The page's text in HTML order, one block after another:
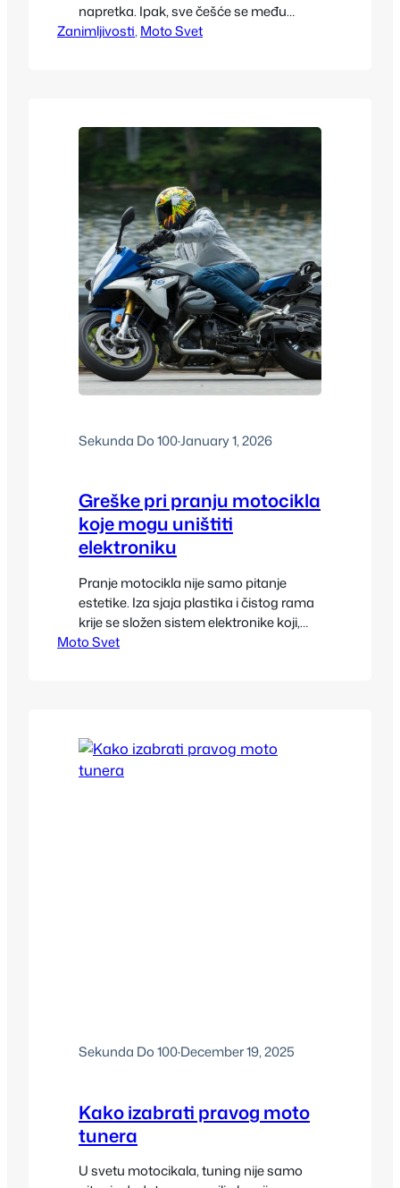
napretka. Ipak, sve češće se među
vozačima pojavljuje utisak da vožnja
pogled deluje nelogično, razlozi za ovaj
fenomen su realni i povezani sa
psihologijom, ergonomijom i…
Zanimljivosti, Moto Svet
Sekunda Do 100·January 1, 2026
Greške pri pranju motocikla
koje mogu uništiti
elektroniku
Pranje motocikla nije samo pitanje
estetike. Iza sjaja plastika i čistog rama
krije se složen sistem elektronike koji,
ako se ne tretira pravilno, može pretrpeti
dovesti do skupih kvarova i dugoročnih
problema u radu.…
Moto Svet
Sekunda Do 100·December 19, 2025
Kako izabrati pravog moto
tunera
U svetu motocikala, tuning nije samo